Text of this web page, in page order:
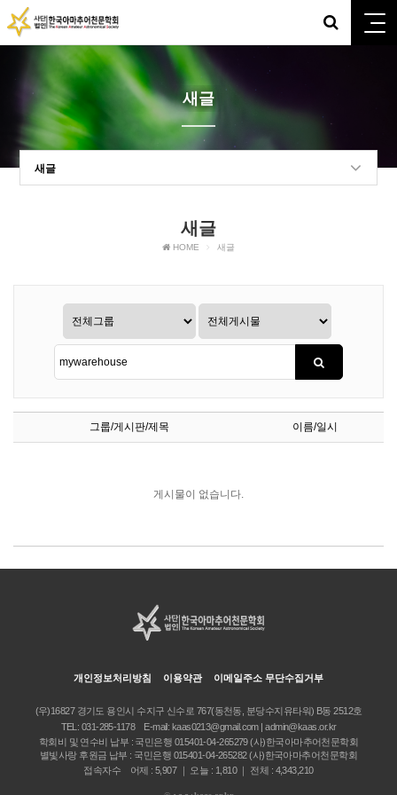
새글
새글
새글
HOME 새글
그룹/게시판/제목 이름/일시
게시물이 없습니다.
개인정보처리방침 이용약관 이메일주소 무단수집거부
(우)16827 경기도 용인시 수지구 신수로 767(동천동, 분당수지유타워) B동 2512호
TEL: 031-285-1178 E-mail: kaas0213@gmail.com | admin@kaas.or.kr
학회비 및 연수비 납부 : 국민은행 015401-04-265279 (사)한국아마추어천문학회
별빛사랑 후원금 납부 : 국민은행 015401-04-265282 (사)한국아마추어천문학회
접속자수 어제 : 5,907 ｜ 오늘 : 1,810 ｜ 전체 : 4,343,210